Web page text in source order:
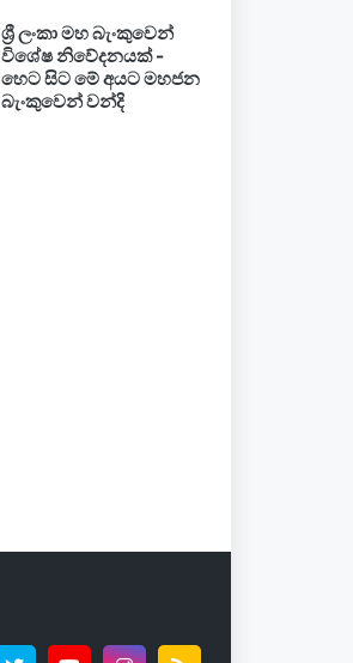
ශ්‍රී ලංකා මහ බැංකුවෙන්
විශේෂ නිවේදනයක් -
හෙට සිට මේ අයට මහජන
බැංකුවෙන් වන්දි